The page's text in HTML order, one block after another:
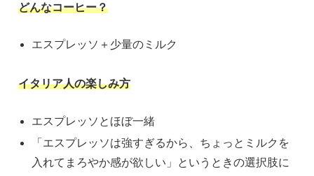
どんなコーヒー？
エスプレッソ＋少量のミルク
イタリア人の楽しみ方
エスプレッソとほぼ一緒
「エスプレッソは強すぎるから、ちょっとミルクを
入れてまろやか感が欲しい」というときの選択肢に